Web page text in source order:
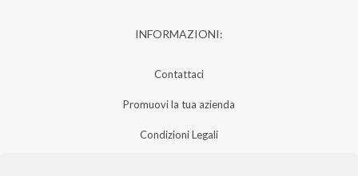
INFORMAZIONI:
Contattaci
Promuovi la tua azienda
Condizioni Legali